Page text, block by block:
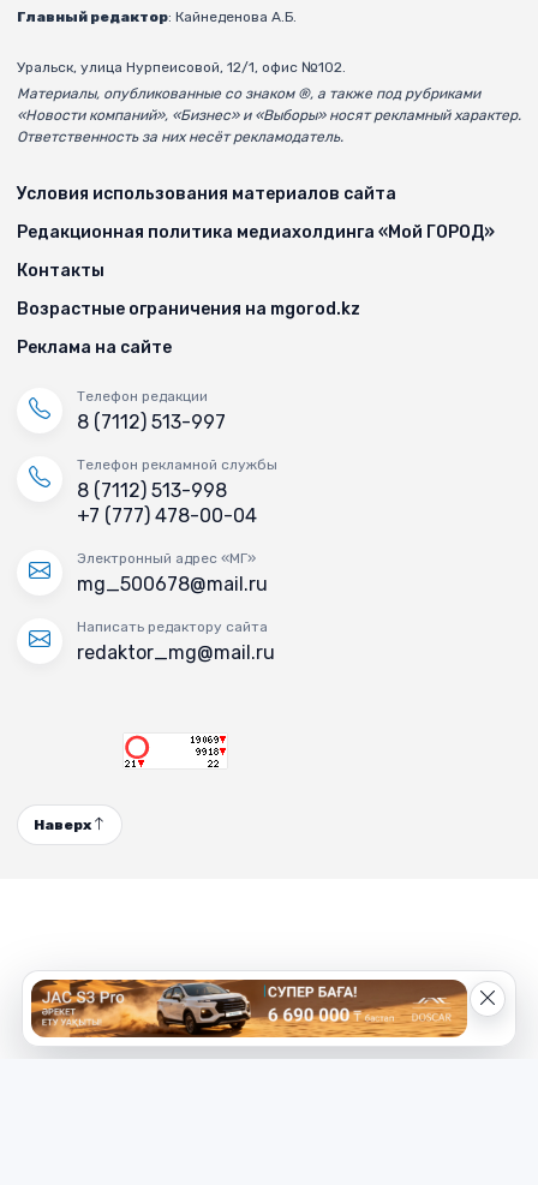
Главный редактор: Кайнеденова А.Б.
Уральск, улица Нурпеисовой, 12/1, офис №102.
Материалы, опубликованные со знаком ®, а также под рубриками
«Новости компаний», «Бизнес» и «Выборы» носят рекламный характер.
Ответственность за них несёт рекламодатель.
Условия использования материалов сайта
Редакционная политика медиахолдинга «Мой ГОРОД»
Контакты
Возрастные ограничения на mgorod.kz
Реклама на сайте
Телефон редакции
8 (7112) 513-997
Телефон рекламной службы
8 (7112) 513-998
+7 (777) 478-00-04
Электронный адрес «МГ»
mg_500678@mail.ru
Написать редактору сайта
redaktor_mg@mail.ru
Наверх